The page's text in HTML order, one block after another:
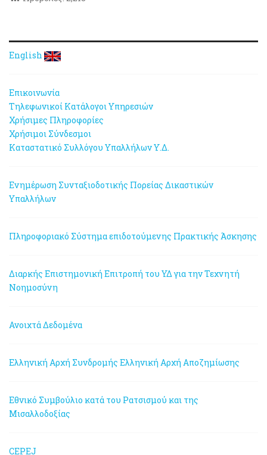
English
Επικοινωνία
Τηλεφωνικοί Κατάλογοι Υπηρεσιών
Χρήσιμες Πληροφορίες
Χρήσιμοι Σύνδεσμοι
Καταστατικό Συλλόγου Υπαλλήλων Υ.Δ.
Ενημέρωση Συνταξιοδοτικής Πορείας Δικαστικών
Υπαλλήλων
Πληροφοριακό Σύστημα επιδοτούμενης Πρακτικής Άσκησης
Διαρκής Επιστημονική Επιτροπή του ΥΔ για την Τεχνητή
Νοημοσύνη
Ανοιχτά Δεδομένα
Ελληνική Αρχή Συνδρομής Ελληνική Αρχή Αποζημίωσης
Εθνικό Συμβούλιο κατά του Ρατσισμού και της
Μισαλλοδοξίας
CEPEJ